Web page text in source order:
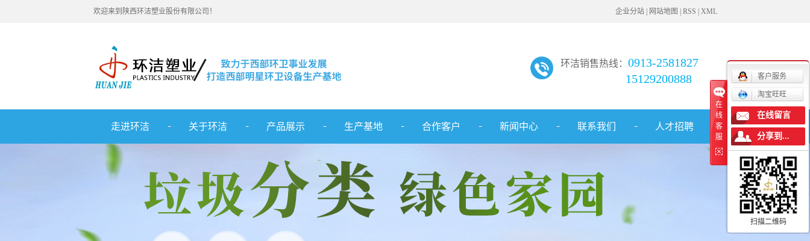
欢迎来到陕西环洁塑业股份有限公司！ 企业分站| 网站地图 RSS XML
环洁销售热线： 0913-2581827
15129200888
走进环洁 关于环洁
联系我们
产品展示
分类垃圾桶
塑料托盘
生产基地 合作客户 新闻中心
行业新闻
最新资讯
联系我们 人才招聘
在
线
客
服
客户服务
淘宝旺旺
在线留言
分享到...
扫描二维码